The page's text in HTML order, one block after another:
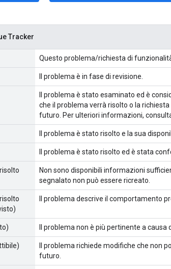
Tracker
Questo problema/richiesta di
Il problema è in fase di revisione.
Il problema è stato esaminato ed è
che il problema verrà risolto o la
futuro. Per ulteriori informazioni,
Il problema è stato risolto e la sua
Il problema è stato risolto ed è stata
Non sono disponibili informazioni
segnalato non può essere ricreato.
Il problema descrive il comportamento
Il problema non è più pertinente a causa
Il problema richiede modifiche che non
futuro.